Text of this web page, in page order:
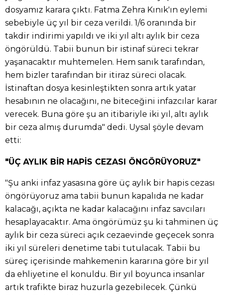
dosyamız karara çıktı. Fatma Zehra Kınık'ın eylemi
sebebiyle üç yıl bir ceza verildi. 1/6 oranında bir
takdir indirimi yapıldı ve iki yıl altı aylık bir ceza
öngörüldü. Tabii bunun bir istinaf süreci tekrar
yaşanacaktır muhtemelen. Hem sanık tarafından,
hem bizler tarafından bir itiraz süreci olacak.
İstinaftan dosya kesinleştikten sonra artık yatar
hesabının ne olacağını, ne biteceğini infazcılar karar
verecek. Buna göre şu an itibariyle iki yıl, altı aylık
bir ceza almış durumda" dedi. Uysal şöyle devam
etti:
"ÜÇ AYLIK BİR HAPİS CEZASI ÖNGÖRÜYORUZ"
"Şu anki infaz yasasına göre üç aylık bir hapis cezası
öngörüyoruz ama tabii bunun kapalıda ne kadar
kalacağı, açıkta ne kadar kalacağını infaz savcıları
hesaplayacaktır. Ama öngörümüz şu ki tahminen üç
aylık bir ceza süreci açık cezaevinde geçecek sonra
iki yıl süreleri denetime tabi tutulacak. Tabii bu
süreç içerisinde mahkemenin kararına göre bir yıl
da ehliyetine el konuldu. Bir yıl boyunca insanlar
artık trafikte biraz huzurla gezebilecek. Çünkü